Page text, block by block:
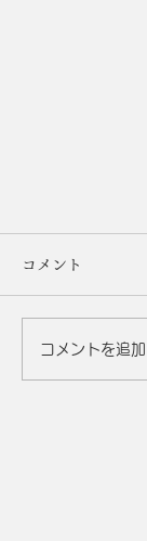
「期間限
コメント
コメントを追